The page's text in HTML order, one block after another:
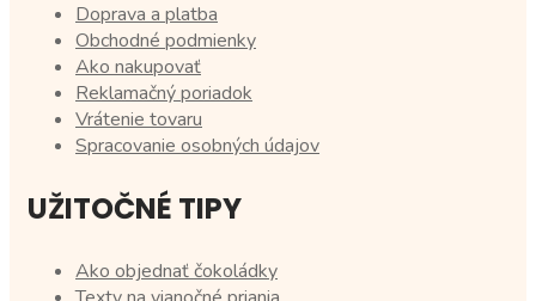
Doprava a platba
Obchodné podmienky
Ako nakupovať
Reklamačný poriadok
Vrátenie tovaru
Spracovanie osobných údajov
UŽITOČNÉ TIPY
Ako objednať čokoládky